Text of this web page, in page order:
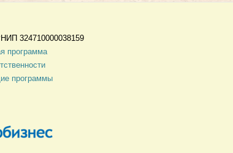
324710000038159
программа
программы